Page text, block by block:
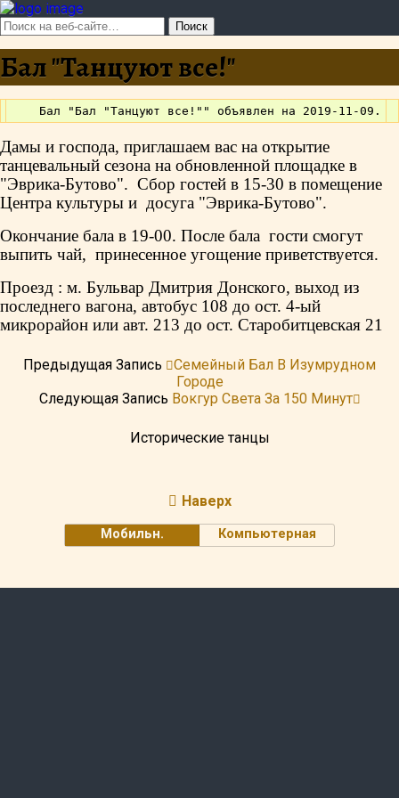
Бал "Танцуют все!"
Дамы и господа, приглашаем вас на открытие
танцевальный сезона на обновленной площадке в
"Эврика-Бутово". Сбор гостей в 15-30 в помещение
Центра культуры и досуга "Эврика-Бутово".
Окончание бала в 19-00. После бала гости смогут
выпить чай, принесенное угощение приветствуется.
Проезд : м. Бульвар Дмитрия Донского, выход из
последнего вагона, автобус 108 до ост. 4-ый
микрорайон или авт. 213 до ост. Старобитцевская 21
Предыдущая Запись
Семейный Бал В Изумрудном
Городе
Следующая Запись Вокгур Света За 150 Минут
Исторические танцы
Наверх
Мобильн. Компьютерная